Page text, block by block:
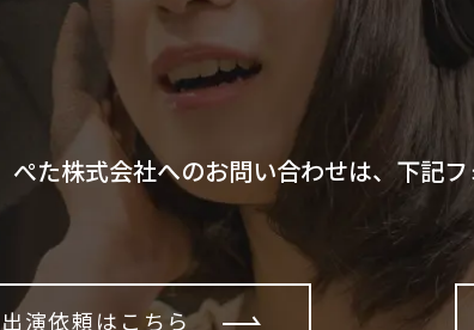
ぺた株式会社へのお問い合わせは、下記
出演依頼はこちら